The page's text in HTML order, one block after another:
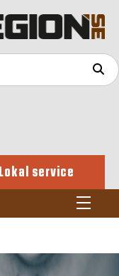
Lokal service